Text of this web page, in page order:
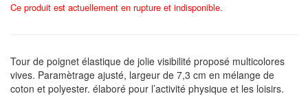
Ce produit est actuellement en rupture et indisponible.
Tour de poignet élastique de jolie visibilité proposé multicolores
vives. Paramètrage ajusté, largeur de 7,3 cm en mélange de
coton et polyester. élaboré pour l’activité physique et les loisirs.